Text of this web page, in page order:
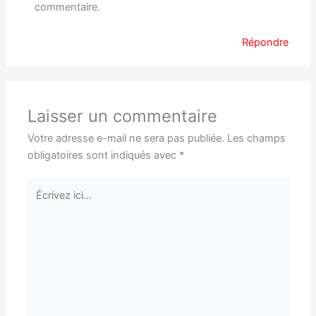
commentaire.
Répondre
Laisser un commentaire
Votre adresse e-mail ne sera pas publiée. Les champs
obligatoires sont indiqués avec *
Écrivez